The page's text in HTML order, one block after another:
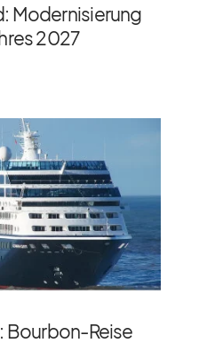
Modernisierung
2027
Bourbon-Reise